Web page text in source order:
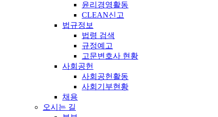
윤리경영활동
CLEAN신고
법규정보
법령 검색
규정예고
고문변호사 현황
사회공헌
사회공헌활동
사회기부현황
채용
오시는 길